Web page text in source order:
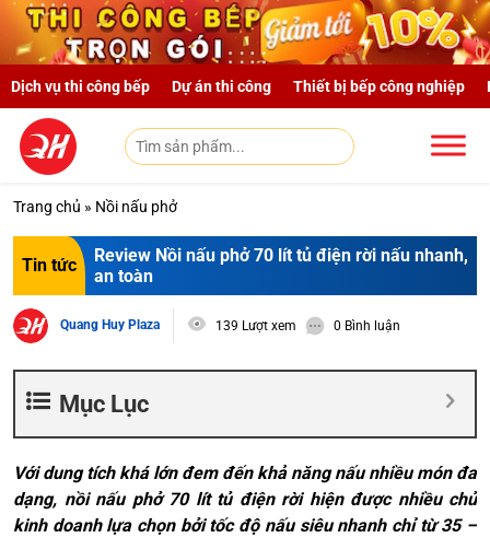
Skip to main content
Dịch vụ thi công bếp Dự án thi công Thiết bị bếp công nghiệp
Trang chủ » Nồi nấu phở
Tin tức
Review Nồi nấu phở 70 lít tủ điện rời nấu nhanh,
an toàn
Quang Huy Plaza 139 Lượt xem 0 Bình luận
Mục Lục
Với dung tích khá lớn đem đến khả năng nấu nhiều món đa
dạng, nồi nấu phở 70 lít tủ điện rời hiện được nhiều chủ
kinh doanh lựa chọn bởi tốc độ nấu siêu nhanh chỉ từ 35 –